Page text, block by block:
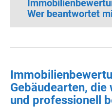
Wer beantwortet
Gebäudearten,
und professionell